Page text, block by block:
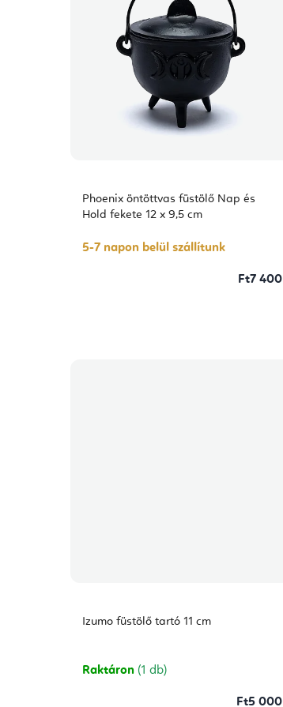
Phoenix öntöttvas füstölő Nap és
Hold fekete 12 x 9,5 cm
5-7 napon belül szállítunk
Ft7 400
Izumo füstölő tartó 11 cm
Raktáron (1 db)
Ft5 000